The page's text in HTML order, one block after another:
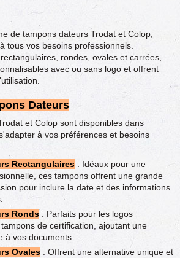
de tampons dateurs Trodat et Colop,
tous vos besoins professionnels.
rondes, ovales et carrées,
avec ou sans logo et offrent
Dateurs
et Colop sont disponibles dans
à vos préférences et besoins
Rectangulaires : Idéaux pour une
ces tampons offrent une grande
pour inclure la date et des informations
Ronds : Parfaits pour les logos
de certification, ajoutant une
à vos documents.
Ovales : Offrent une alternative unique et